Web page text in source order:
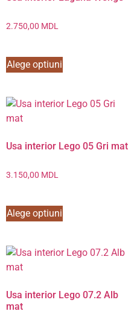
2.750,00 MDL
Alege optiuni
Usa interior Lego 05 Gri mat
3.150,00 MDL
Alege optiuni
Usa interior Lego 07.2 Alb
mat